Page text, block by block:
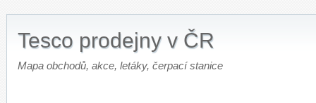
Tesco prodejny v ČR
Mapa obchodů, akce, letáky, čerpací stanice